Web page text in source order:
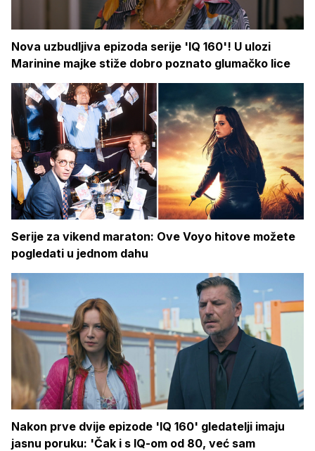
Nova uzbudljiva epizoda serije 'IQ 160'! U ulozi
Marinine majke stiže dobro poznato glumačko lice
Serije za vikend maraton: Ove Voyo hitove možete
pogledati u jednom dahu
Nakon prve dvije epizode 'IQ 160' gledatelji imaju
jasnu poruku: 'Čak i s IQ-om od 80, već sam